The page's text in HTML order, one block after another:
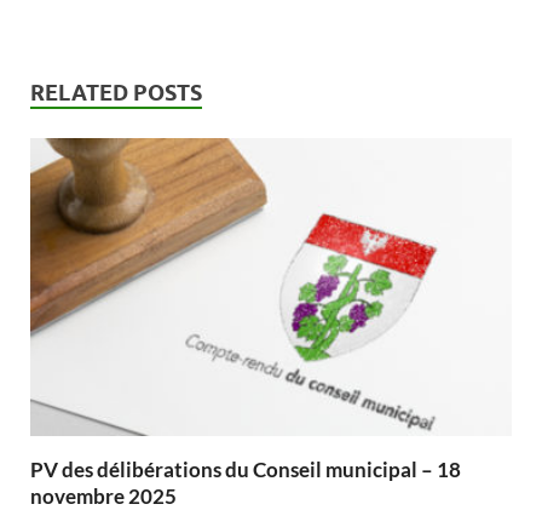
RELATED POSTS
PV des délibérations du Conseil municipal – 18
novembre 2025